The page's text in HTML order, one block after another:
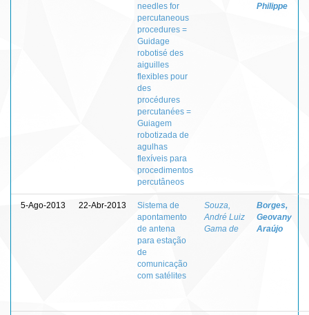
needles for
percutaneous
procedures =
Guidage
robotisé des
aiguilles
flexibles pour
des
procédures
percutanées =
Guiagem
robotizada de
agulhas
flexíveis para
procedimentos
percutâneos
Philippe
5-Ago-2013 22-Abr-2013
Sistema de
apontamento
de antena
para estação
de
comunicação
com satélites
Souza,
André Luiz
Gama de
Borges,
Geovany
Araújo